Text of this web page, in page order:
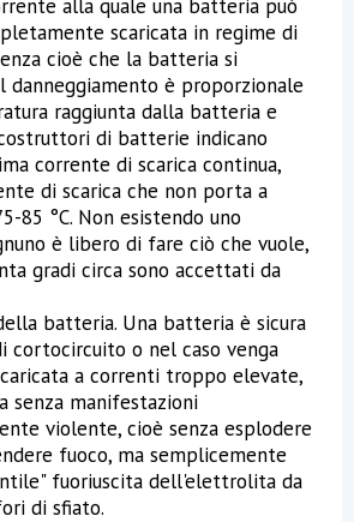
alla quale una batteria può
scaricata in regime di
cioè che la batteria si
danneggiamento è proporzionale
raggiunta dalla batteria e
di batterie indicano
corrente di scarica continua,
di scarica che non porta a
85 °C. Non esistendo uno
è libero di fare ciò che vuole,
gradi circa sono accettati da
batteria. Una batteria è sicura
cortocircuito o nel caso venga
a correnti troppo elevate,
senza manifestazioni
violente, cioè senza esplodere
fuoco, ma semplicemente
fuoriuscita dell'elettrolita da
di sfiato.